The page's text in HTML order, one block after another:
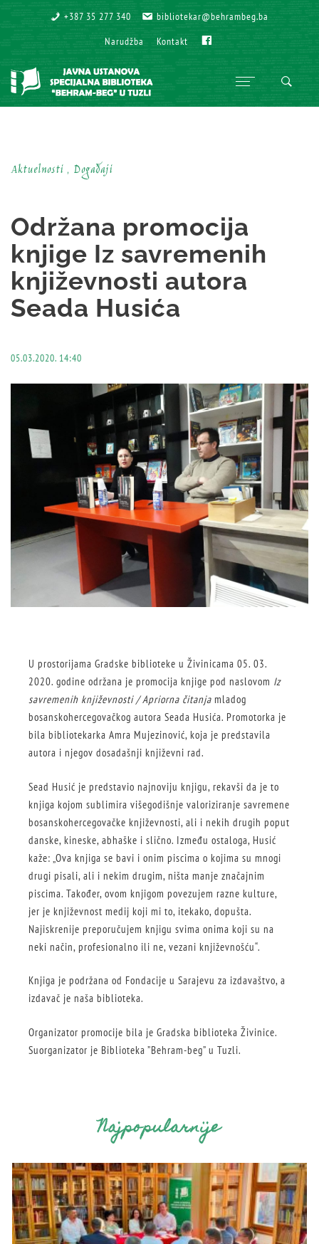
+387 35 277 340
+387 35 277 340 bibliotekar@behrambeg.ba
bibliotekar@behrambeg.ba
Narudžba
Narudžba Kontakt
Kontakt
Aktuelnosti , Događaji
Održana promocija
knjige Iz savremenih
književnosti autora
Seada Husića
05.03.2020. 14:40
U prostorijama Gradske biblioteke u Živinicama 05. 03.
2020. godine održana je promocija knjige pod naslovom Iz
savremenih književnosti / Apriorna čitanja mladog
bosanskohercegovačkog autora Seada Husića. Promotorka je
bila bibliotekarka Amra Mujezinović, koja je predstavila
autora i njegov dosadašnji književni rad.
Sead Husić je predstavio najnoviju knjigu, rekavši da je to
knjiga kojom sublimira višegodišnje valoriziranje savremene
bosanskohercegovačke književnosti, ali i nekih drugih poput
danske, kineske, abhaške i slično. Između ostaloga, Husić
kaže: „Ova knjiga se bavi i onim piscima o kojima su mnogi
drugi pisali, ali i nekim drugim, ništa manje značajnim
piscima. Također, ovom knjigom povezujem razne kulture,
jer je književnost medij koji mi to, itekako, dopušta.
Najiskrenije preporučujem knjigu svima onima koji su na
neki način, profesionalno ili ne, vezani književnošću“.
Knjiga je podržana od Fondacije u Sarajevu za izdavaštvo, a
izdavač je naša biblioteka.
Organizator promocije bila je Gradska biblioteka Živinice.
Suorganizator je Biblioteka ”Behram-beg” u Tuzli.
Najpopularnije